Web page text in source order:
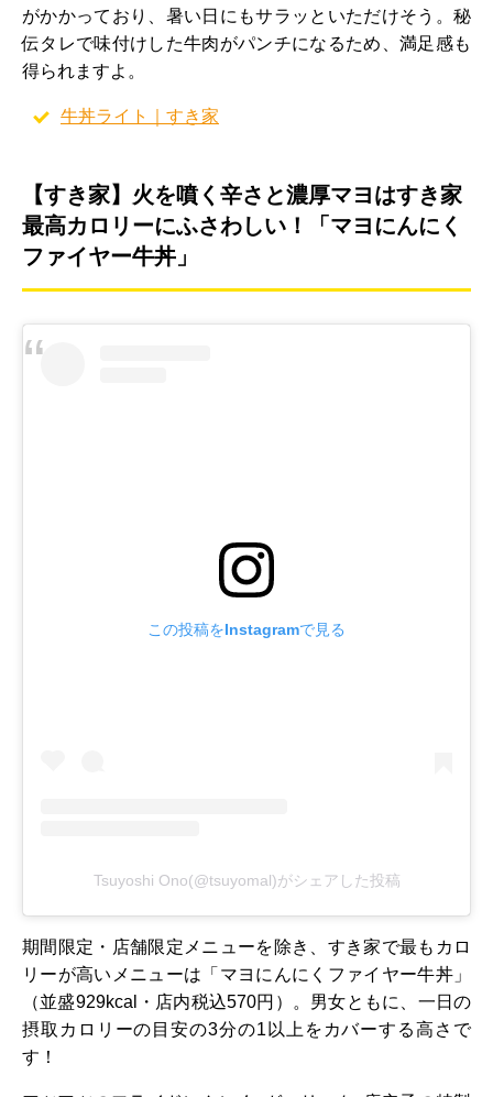
がかかっており、暑い日にもサラッといただけそう。秘
伝タレで味付けした牛肉がパンチになるため、満足感も
得られますよ。
牛丼ライト｜すき家
【すき家】火を噴く辛さと濃厚マヨはすき家
最高カロリーにふさわしい！「マヨにんにく
ファイヤー牛丼」
この投稿をInstagramで見る
Tsuyoshi Ono(@tsuyomal)がシェアした投稿
期間限定・店舗限定メニューを除き、すき家で最もカロ
リーが高いメニューは「マヨにんにくファイヤー牛丼」
（並盛929kcal・店内税込570円）。男女ともに、一日の
摂取カロリーの目安の3分の1以上をカバーする高さで
す！